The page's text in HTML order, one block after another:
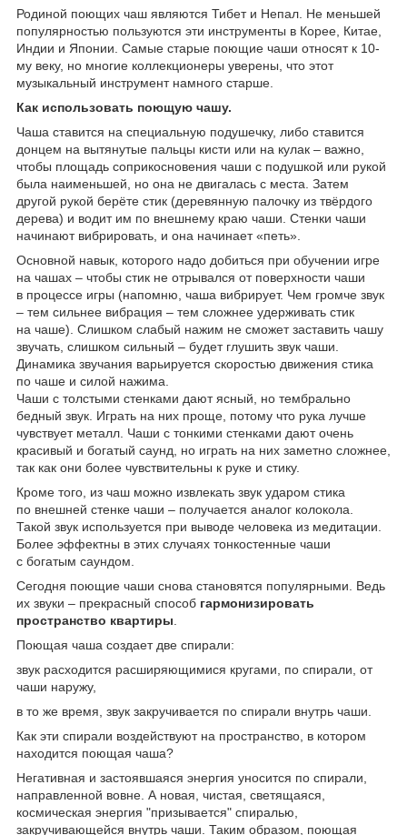
Родиной поющих чаш являются Тибет и Непал. Не меньшей
популярностью пользуются эти инструменты в Корее, Китае,
Индии и Японии. Самые старые поющие чаши относят к 10-
му веку, но многие коллекционеры уверены, что этот
музыкальный инструмент намного старше.
Как использовать поющую чашу.
Чаша ставится на специальную подушечку, либо ставится
донцем на вытянутые пальцы кисти или на кулак – важно,
чтобы площадь соприкосновения чаши с подушкой или рукой
была наименьшей, но она не двигалась с места. Затем
другой рукой берёте стик (деревянную палочку из твёрдого
дерева) и водит им по внешнему краю чаши. Стенки чаши
начинают вибрировать, и она начинает «петь».
Основной навык, которого надо добиться при обучении игре
на чашах – чтобы стик не отрывался от поверхности чаши
в процессе игры (напомню, чаша вибрирует. Чем громче звук
– тем сильнее вибрация – тем сложнее удерживать стик
на чаше). Слишком слабый нажим не сможет заставить чашу
звучать, слишком сильный – будет глушить звук чаши.
Динамика звучания варьируется скоростью движения стика
по чаше и силой нажима.
Чаши с толстыми стенками дают ясный, но тембрально
бедный звук. Играть на них проще, потому что рука лучше
чувствует металл. Чаши с тонкими стенками дают очень
красивый и богатый саунд, но играть на них заметно сложнее,
так как они более чувствительны к руке и стику.
Кроме того, из чаш можно извлекать звук ударом стика
по внешней стенке чаши – получается аналог колокола.
Такой звук используется при выводе человека из медитации.
Более эффектны в этих случаях тонкостенные чаши
с богатым саундом.
Сегодня поющие чаши снова становятся популярными. Ведь
их звуки – прекрасный способ гармонизировать
пространство квартиры
Поющая чаша создает две спирали:
звук расходится расширяющимися кругами, по спирали, от
чаши наружу,
в то же время, звук закручивается по спирали внутрь чаши.
Как эти спирали воздействуют на пространство, в котором
находится поющая чаша?
Негативная и застоявшаяся энергия уносится по спирали,
направленной вовне. А новая, чистая, светящаяся,
космическая энергия "призывается" спиралью,
закручивающейся внутрь чаши. Таким образом, поющая